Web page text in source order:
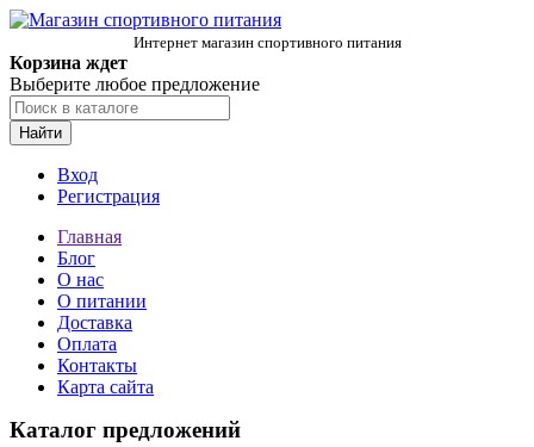
Интернет магазин спортивного питания
Корзина ждет
Выберите любое предложение
Найти
Вход
Регистрация
Главная
Блог
О нас
О питании
Доставка
Оплата
Контакты
Карта сайта
Каталог предложений